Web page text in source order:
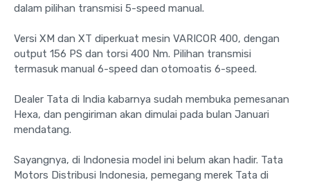
dalam pilihan transmisi 5-speed manual.
Versi XM dan XT diperkuat mesin VARICOR 400, dengan
output 156 PS dan torsi 400 Nm. Pilihan transmisi
termasuk manual 6-speed dan otomoatis 6-speed.
Dealer Tata di India kabarnya sudah membuka pemesanan
Hexa, dan pengiriman akan dimulai pada bulan Januari
mendatang.
Sayangnya, di Indonesia model ini belum akan hadir. Tata
Motors Distribusi Indonesia, pemegang merek Tata di